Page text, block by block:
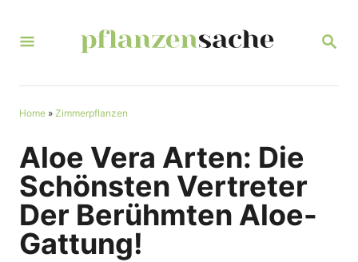
S
R
Home » Zimmerpflanzen
Aloe Vera Arten: Die
Schönsten Vertreter
Der Berühmten Aloe-
Gattung!